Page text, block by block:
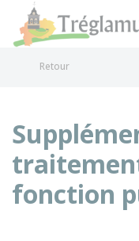
Retour
fonction